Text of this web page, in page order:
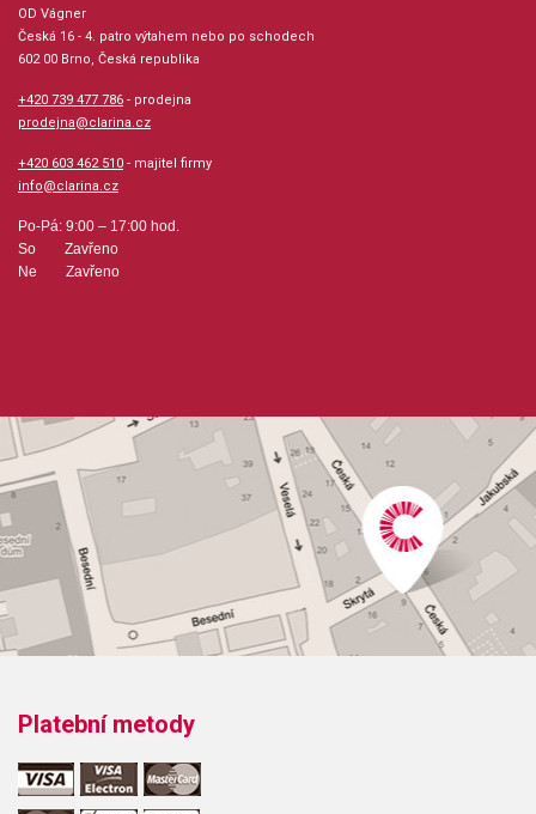
OD Vágner
Česká 16 - 4. patro výtahem nebo po schodech
602 00 Brno, Česká republika
+420 739 477 786 - prodejna
prodejna@clarina.cz
+420 603 462 510 - majitel firmy
info@clarina.cz
Po-Pá: 9:00 – 17:00 hod.
So Zavřeno
Ne Zavřeno
Platební metody